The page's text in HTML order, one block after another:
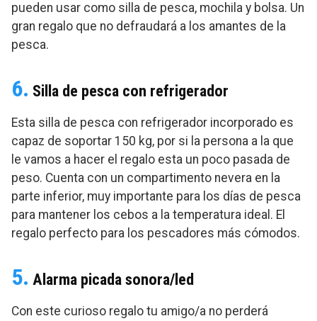
pueden usar como silla de pesca, mochila y bolsa. Un
gran regalo que no defraudará a los amantes de la
pesca.
6. Silla de pesca con refrigerador
Esta silla de pesca con refrigerador incorporado es
capaz de soportar 150 kg, por si la persona a la que
le vamos a hacer el regalo esta un poco pasada de
peso. Cuenta con un compartimento nevera en la
parte inferior, muy importante para los días de pesca
para mantener los cebos a la temperatura ideal. El
regalo perfecto para los pescadores más cómodos.
5. Alarma picada sonora/led
Con este curioso regalo tu amigo/a no perderá